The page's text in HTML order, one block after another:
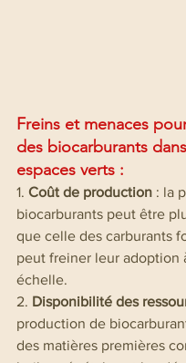
Freins et menaces
des biocarburants
espaces verts :
1. Coût de production : la
biocarburants peut être
que celle des carburants
peut freiner leur adoption
échelle.
2. Disponibilité des
production de
des matières premières